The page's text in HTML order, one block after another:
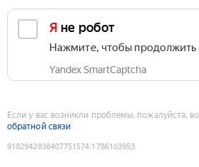
Я не робот
Нажмите, чтобы продолжить
Yandex SmartCaptcha
Если у вас возникли проблемы, пожалуйста,
обратной связи
9182942838407751574:1786103953